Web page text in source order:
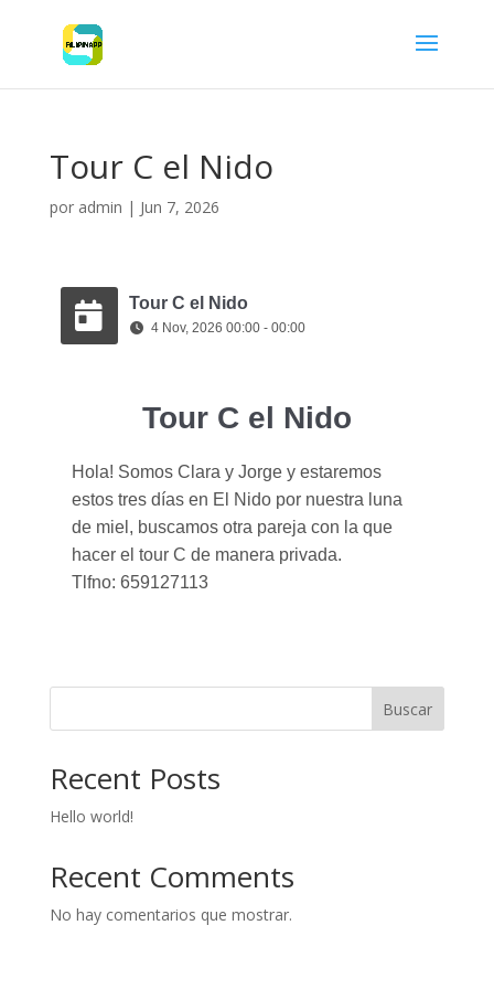
Tour C el Nido
por admin | Jun 7, 2026
Tour C el Nido
4 Nov, 2026 00:00 - 00:00
Tour C el Nido
Hola! Somos Clara y Jorge y estaremos
estos tres días en El Nido por nuestra luna
de miel, buscamos otra pareja con la que
hacer el tour C de manera privada.
Tlfno: 659127113
Buscar
Recent Posts
Hello world!
Recent Comments
No hay comentarios que mostrar.